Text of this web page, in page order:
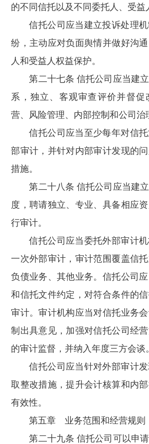
的不同信托以及不同委托人、受益
信托公司应当建立投诉处理
纷，主动应对负面舆情并做好沟
人和受益人权益保护。
第二十七条 信托公司应当建
系，独立、客观审查评价并督促
营、风险管理、内部控制和公司治
信托公司应当至少每年对信
部审计，并针对内部审计发现的
措施。
第二十八条 信托公司应当建
度，聘请独立、专业、具备相应
行审计。
信托公司应当委托外部审计
一次外部审计，审计范围覆盖信
负债业务、其他业务。信托公司
和信托文件约定，对符合条件的
审计。审计机构应当对信托业务
制出具意见，加强对信托公司经
的审计监督，并纳入年度三方会谈
信托公司应当针对外部审计
取整改措施，提升会计核算和内部
有效性。
第五章 业务范围和经营规则
第二十九条 信托公司可以申